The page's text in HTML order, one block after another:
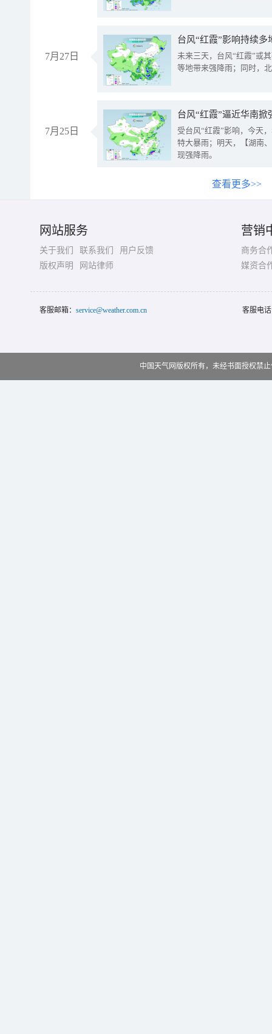
7月27日
台风“红霞”影响持续
未来三天，台风“红霞”或
等地带来强降雨；同时，
7月25日
台风“红霞”逼近华南
受台风“红霞”影响，今天
特大暴雨；明天，【湖南
现强降雨。
查看更多>>
网站服务
关于我们 联系我们
用户反馈
版权声明
网站律师
营销
商务合
媒资合
客服邮箱： service@weather.com.cn 客服电
中国天气网版权所有，未经书面授权